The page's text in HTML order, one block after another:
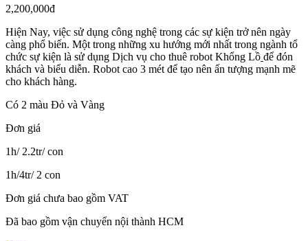
2,200,000đ
Hiện Nay, việc sử dụng công nghệ trong các sự kiện trở nên ngày
càng phổ biến. Một trong những xu hướng mới nhất trong ngành tổ
chức sự kiện là sử dụng Dịch vụ cho thuê robot Khổng Lồ để đón
khách và biểu diễn. Robot cao 3 mét để tạo nên ấn tượng mạnh mẽ
cho khách hàng.
Có 2 màu Đỏ và Vàng
Đơn giá
1h/ 2.2tr/ con
1h/4tr/ 2 con
Đơn giá chưa bao gồm VAT
Đã bao gồm vận chuyển nội thành HCM